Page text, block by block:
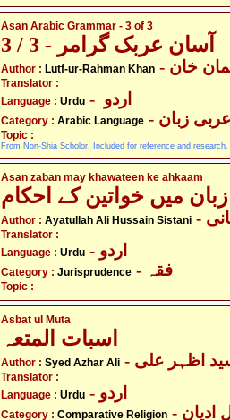
Asan Arabic Grammar - 3 of 3
آسان عربک گرامر - 3 / 3
Author : Lutf-ur-Rahman Khan خان
Translator :
Language : Urdu
Category : Arabic Language - عربی زبان
Topic :
From Non-Shia Scholor. Included for reference and research.
Asan zaban may khawateen ke ahkaam
میں خواتین کے احکام
Author : Ayatullah Ali Hussain Sistani
Translator :
Language : Urdu - اردو
Category : Jurisprudence - فقہ
Topic :
Asbat ul Muta
اسبات المتعہ
Author : Syed Azhar Ali اظہر علی
Translator :
Language : Urdu - اردو
Category : Comparative Religion ادیان